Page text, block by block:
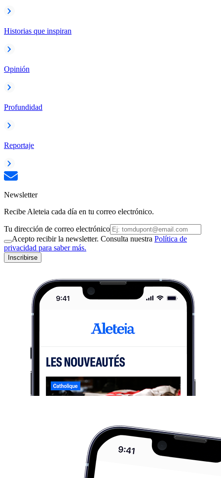
Historias que inspiran
Opinión
Profundidad
Reportaje
Newsletter
Recibe Aleteia cada día en tu correo electrónico.
Tu dirección de correo electrónico
Acepto recibir la newsletter. Consulta nuestra Política de
privacidad para saber más.
Inscribirse